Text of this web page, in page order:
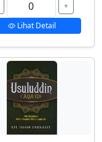
+
Lihat Detail